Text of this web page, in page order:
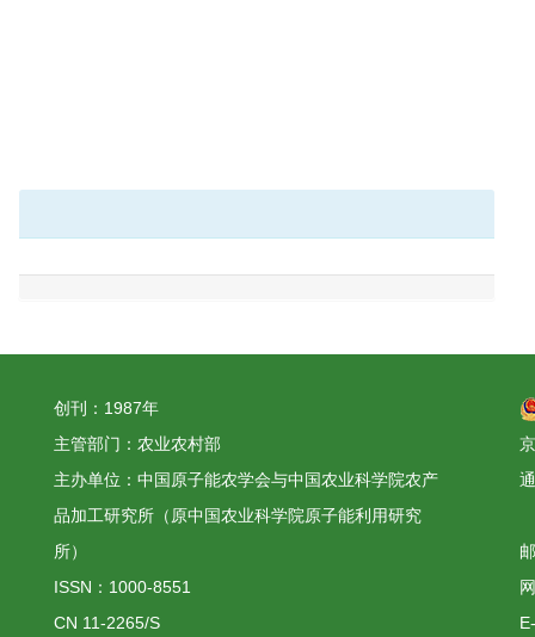
创刊：1987年
主管部门：农业农村部
主办单位：中国原子能农学会与中国农业科学院农产
品加工研究所（原中国农业科学院原子能利用研究
所）
ISSN：1000-8551
CN 11-2265/S